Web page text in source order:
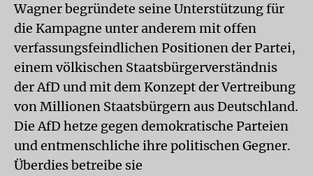
Wagner begründete seine Unterstützung für
die Kampagne unter anderem mit offen
verfassungsfeindlichen Positionen der Partei,
einem völkischen Staatsbürgerverständnis
der AfD und mit dem Konzept der Vertreibung
von Millionen Staatsbürgern aus Deutschland.
Die AfD hetze gegen demokratische Parteien
und entmenschliche ihre politischen Gegner.
Überdies betreibe sie